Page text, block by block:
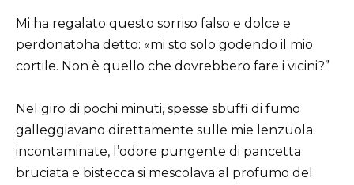
Mi ha regalato questo sorriso falso e dolce e
perdonatoha detto: «mi sto solo godendo il mio
cortile. Non è quello che dovrebbero fare i vicini?”
Nel giro di pochi minuti, spesse sbuffi di fumo
galleggiavano direttamente sulle mie lenzuola
incontaminate, l’odore pungente di pancetta
bruciata e bistecca si mescolava al profumo del